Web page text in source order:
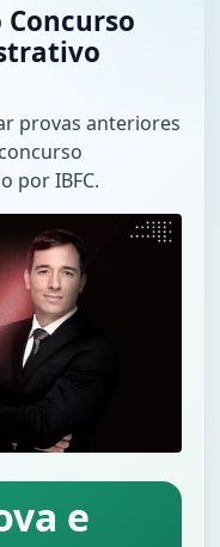
provas anteriores
por IBFC.
e